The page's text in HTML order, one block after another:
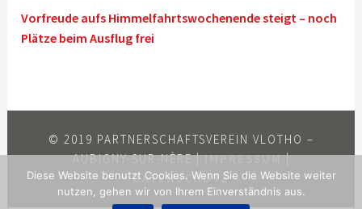
Vorfreude aufs Himmelfahrtswochenende steigt – noch
Plätze beim Ausflug frei
© 2019 PARTNERSCHAFTSVEREIN VLOTHO –
AUBIGNY-SUR-NÈRE |IMPRESSUM|
DATENSCHUTZ
Diese Website benutzt Cookies. Wenn Sie die Website weiter
nutzen, gehen wir von Ihrem Einverständnis aus.